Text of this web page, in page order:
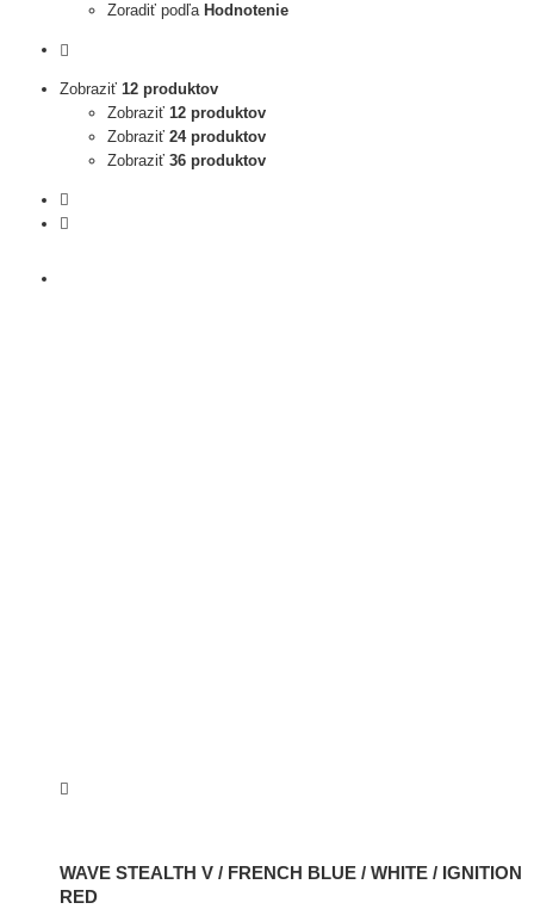
Zoradiť podľa Hodnotenie
Zobraziť 12 produktov
Zobraziť 12 produktov
Zobraziť 24 produktov
Zobraziť 36 produktov
WAVE STEALTH V / FRENCH BLUE / WHITE / IGNITION
RED